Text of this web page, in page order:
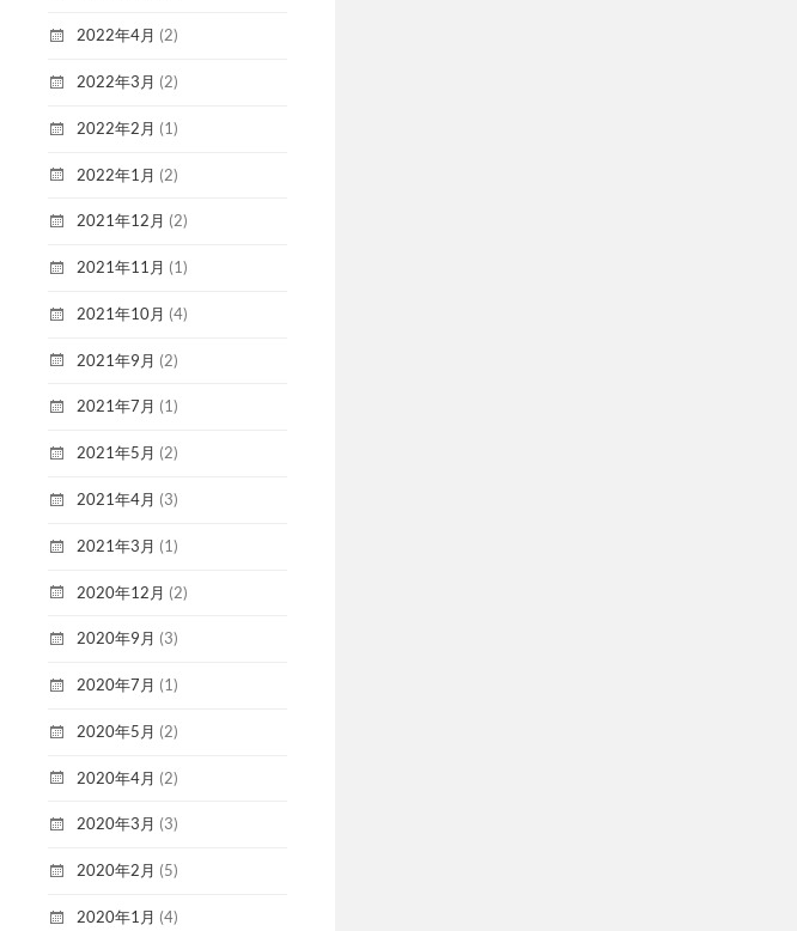
2022年4月 (2)
2022年3月 (2)
2022年2月 (1)
2022年1月 (2)
2021年12月 (2)
2021年11月 (1)
2021年10月 (4)
2021年9月 (2)
2021年7月 (1)
2021年5月 (2)
2021年4月 (3)
2021年3月 (1)
2020年12月 (2)
2020年9月 (3)
2020年7月 (1)
2020年5月 (2)
2020年4月 (2)
2020年3月 (3)
2020年2月 (5)
2020年1月 (4)